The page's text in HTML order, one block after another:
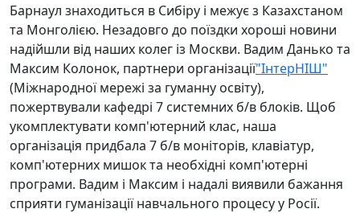
Барнаул знаходиться в Сибіру і межує з Казахстаном
та Монголією. Незадовго до поїздки хороші новини
надійшли від наших колег із Москви. Вадим Данько та
Максим Колонок, партнери організації"ІнтерНІШ"
(Міжнародної мережі за гуманну освіту),
пожертвували кафедрі 7 системних б/в блоків. Щоб
укомплектувати комп'ютерний клас, наша
організація придбала 7 б/в моніторів, клавіатур,
комп'ютерних мишок та необхідні комп'ютерні
програми. Вадим і Максим і надалі виявили бажання
сприяти гуманізації навчального процесу у Росії.